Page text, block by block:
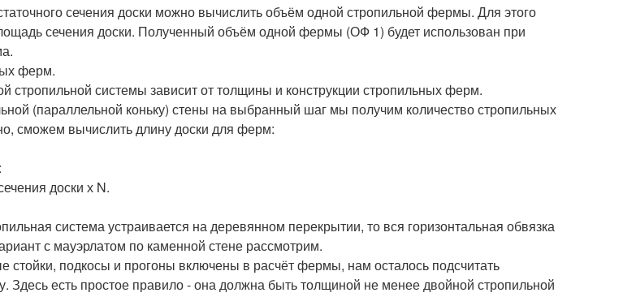
сечения доски можно вычислить объём одной стропильной фермы. Для этого
сечения доски. Полученный объём одной фермы (ОФ 1) будет использован при
ферм.
стропильной системы зависит от толщины и конструкции стропильных ферм.
(параллельной коньку) стены на выбранный шаг мы получим количество стропильных
сможем вычислить длину доски для ферм:
доски х N.
система устраивается на деревянном перекрытии, то вся горизонтальная обвязка
с мауэрлатом по каменной стене рассмотрим.
стойки, подкосы и прогоны включены в расчёт фермы, нам осталось подсчитать
Здесь есть простое правило - она должна быть толщиной не менее двойной стропильной